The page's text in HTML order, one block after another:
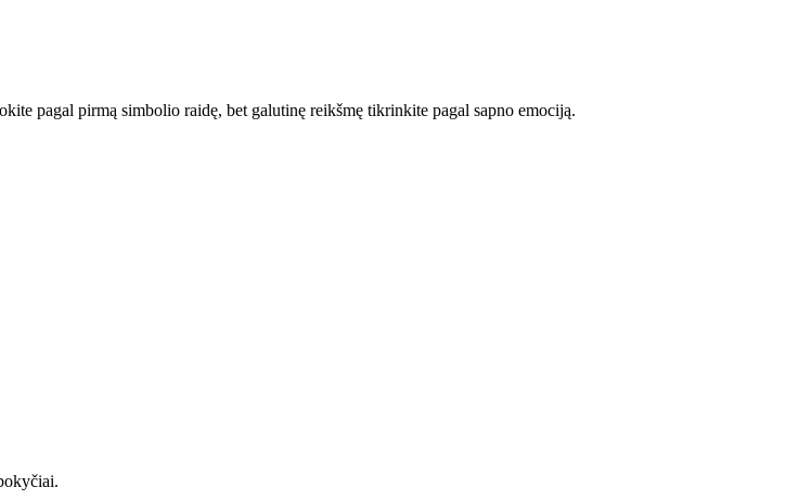
pagal pirmą simbolio raidę, bet galutinę reikšmę tikrinkite pagal sapno emociją.